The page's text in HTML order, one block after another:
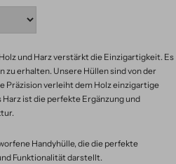
und Harz verstärkt die Einzigartigkeit. Es
zu erhalten. Unsere Hüllen sind von der
Präzision verleiht dem Holz einzigartige
ist die perfekte Ergänzung und
Handyhülle, die die perfekte
Funktionalität darstellt.